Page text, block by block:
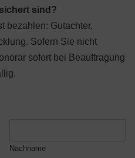
sind?
bezahlen: Gutachter,
Sofern Sie nicht
sofort bei Beauftragung
Nachname